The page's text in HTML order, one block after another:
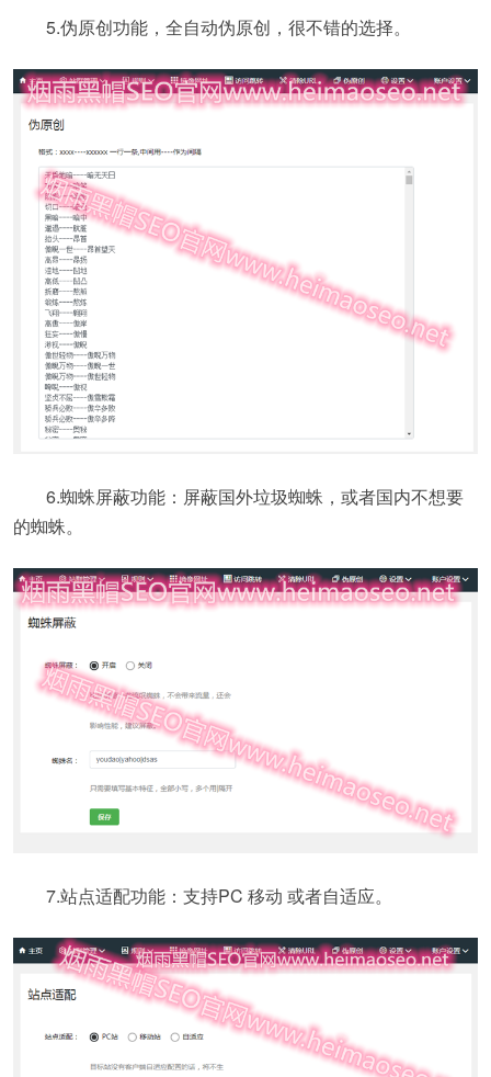
5.伪原创功能，全自动伪原创，很不错的选择。
6.蜘蛛屏蔽功能：屏蔽国外垃圾蜘蛛，或者国内不想要
的蜘蛛。
7.站点适配功能：支持PC 移动 或者自适应。